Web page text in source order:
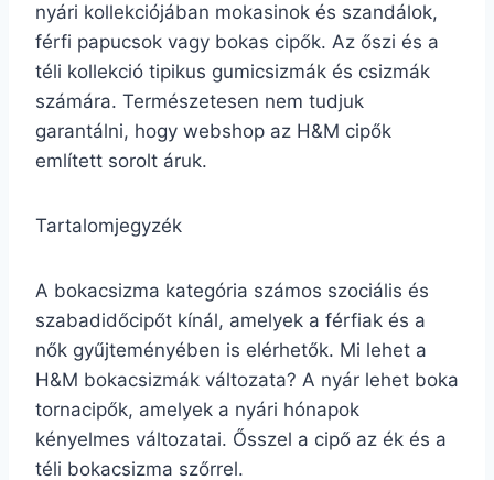
nyári kollekciójában mokasinok és szandálok,
férfi papucsok vagy bokas cipők. Az őszi és a
téli kollekció tipikus gumicsizmák és csizmák
számára. Természetesen nem tudjuk
garantálni, hogy webshop az H&M cipők
említett sorolt áruk.
Tartalomjegyzék
A bokacsizma kategória számos szociális és
szabadidőcipőt kínál, amelyek a férfiak és a
nők gyűjteményében is elérhetők. Mi lehet a
H&M bokacsizmák változata? A nyár lehet boka
tornacipők, amelyek a nyári hónapok
kényelmes változatai. Ősszel a cipő az ék és a
téli bokacsizma szőrrel.